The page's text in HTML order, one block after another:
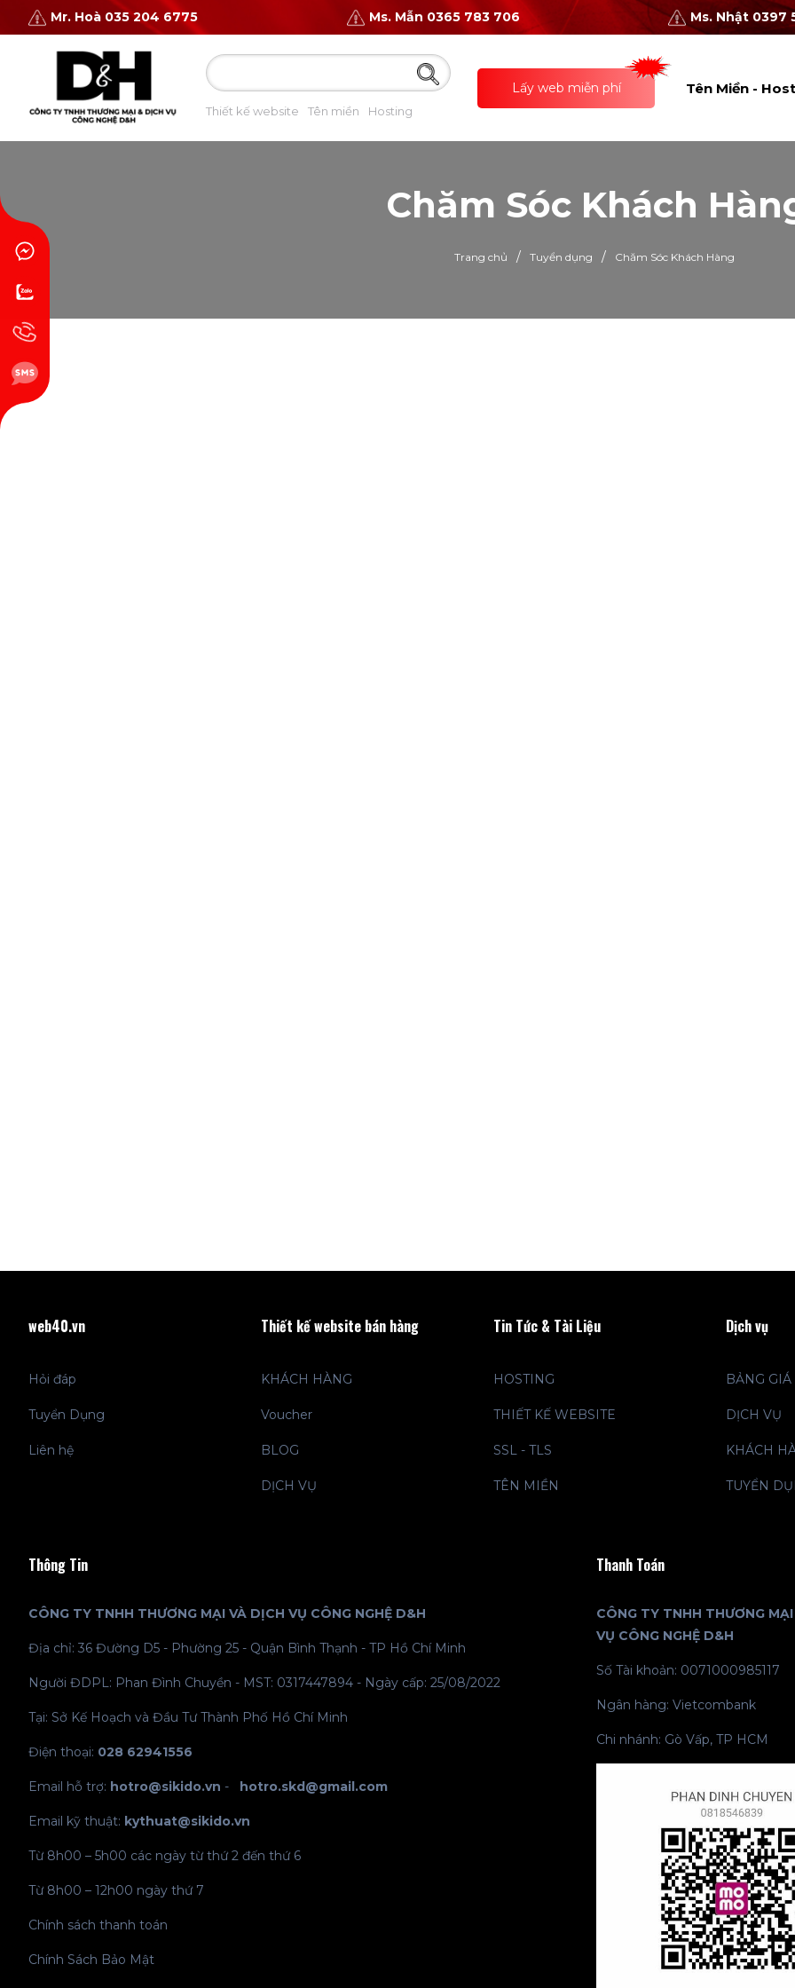
Mr. Hoà 035 204 6775 Ms. Mẫn 0365 783 706 Ms. Nhật 0397
Thiết kế website Tên miền Hosting
Lấy web miễn phí Tên Miền -
Chăm Sóc Khách
Trang chủ / Tuyển dụng / Chăm Sóc Khách Hàng
web40.vn
Hỏi đáp
Tuyển Dụng
Liên hệ
Thiết kế website bán hàng
KHÁCH HÀNG
Voucher
BLOG
DỊCH VỤ
Tin Tức & Tài Liệu
HOSTING
THIẾT KẾ WEBSITE
SSL - TLS
TÊN MIỀN
Dịch vụ
BẢNG GIÁ
DỊCH VỤ
KHÁCH
TUYỂN
Thông Tin
CÔNG TY TNHH THƯƠNG MẠI VÀ DỊCH VỤ CÔNG NGHỆ D&H
Địa chỉ: 36 Đường D5 - Phường 25 - Quận Bình Thạnh - TP Hồ Chí Minh
Người ĐDPL: Phan Đình Chuyền - MST: 0317447894 - Ngày cấp: 25/08/2022
Tại: Sở Kế Hoạch và Đầu Tư Thành Phố Hồ Chí Minh
Điện thoại: 028 62941556
Email hỗ trợ: hotro@sikido.vn - hotro.skd@gmail.com
Email kỹ thuật: kythuat@sikido.vn
Từ 8h00 – 5h00 các ngày từ thứ 2 đến thứ 6
Từ 8h00 – 12h00 ngày thứ 7
Chính sách thanh toán
Chính Sách Bảo Mật
Thanh Toán
CÔNG TY TNHH THƯƠNG
VỤ CÔNG NGHỆ D&H
Số Tài khoản: 0071000985117
Ngân hàng: Vietcombank
Chi nhánh: Gò Vấp, TP HCM